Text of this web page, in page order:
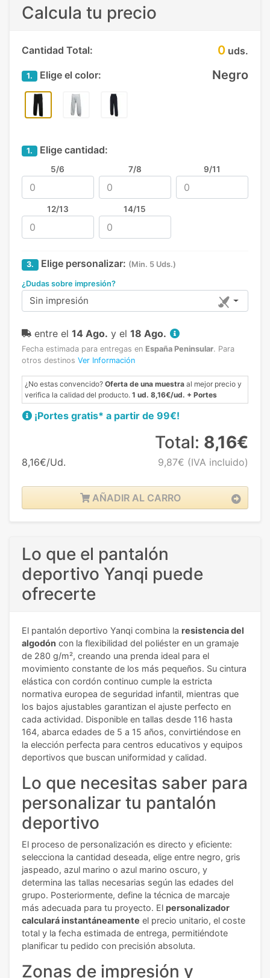
Calcula tu precio
Cantidad Total: 0 uds.
1. Elige el color: Negro
1. Elige cantidad:
5/6 7/8 9/11
12/13 14/15
3. Elige personalizar: (Min. 5 Uds.)
¿Dudas sobre impresión?
Sin impresión
entre el 14 Ago. y el 18 Ago.
Fecha estimada para entregas en España Peninsular. Para
otros destinos Ver Información
¿No estas convencido? Oferta de una muestra al mejor precio y
verifica la calidad del producto. 1 ud. 8,16€/ud. + Portes
¡Portes gratis* a partir de 99€!
8,16€/Ud.
Total: 8,16€
9,87€ (IVA incluido)
AÑADIR AL CARRO
Lo que el pantalón
deportivo Yanqi puede
ofrecerte
El pantalón deportivo Yanqi combina la resistencia del
algodón con la flexibilidad del poliéster en un gramaje
de 280 g/m², creando una prenda ideal para el
movimiento constante de los más pequeños. Su cintura
elástica con cordón continuo cumple la estricta
normativa europea de seguridad infantil, mientras que
los bajos ajustables garantizan el ajuste perfecto en
cada actividad. Disponible en tallas desde 116 hasta
164, abarca edades de 5 a 15 años, convirtiéndose en
la elección perfecta para centros educativos y equipos
deportivos que buscan uniformidad y calidad.
Lo que necesitas saber para
personalizar tu pantalón
deportivo
El proceso de personalización es directo y eficiente:
selecciona la cantidad deseada, elige entre negro, gris
jaspeado, azul marino o azul marino oscuro, y
determina las tallas necesarias según las edades del
grupo. Posteriormente, define la técnica de marcaje
más adecuada para tu proyecto. El personalizador
calculará instantáneamente el precio unitario, el coste
total y la fecha estimada de entrega, permitiéndote
planificar tu pedido con precisión absoluta.
Zonas de impresión y